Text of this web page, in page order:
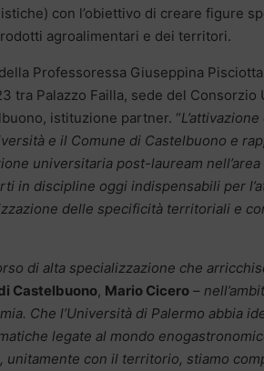
con l’obiettivo di creare figure
agroalimentari e dei territori.
Professoressa Giuseppina
tra Palazzo Failla, sede del
istituzione partner. “
e il Comune di Castelbuono e
universitaria post-lauream
in discipline oggi indispensabili per
delle specificità territoriali e
di alta specializzazione che
Castelbuono, Mario Cicero –
Che l’Università di Palermo abbia
legate al mondo
con il territorio, stiamo